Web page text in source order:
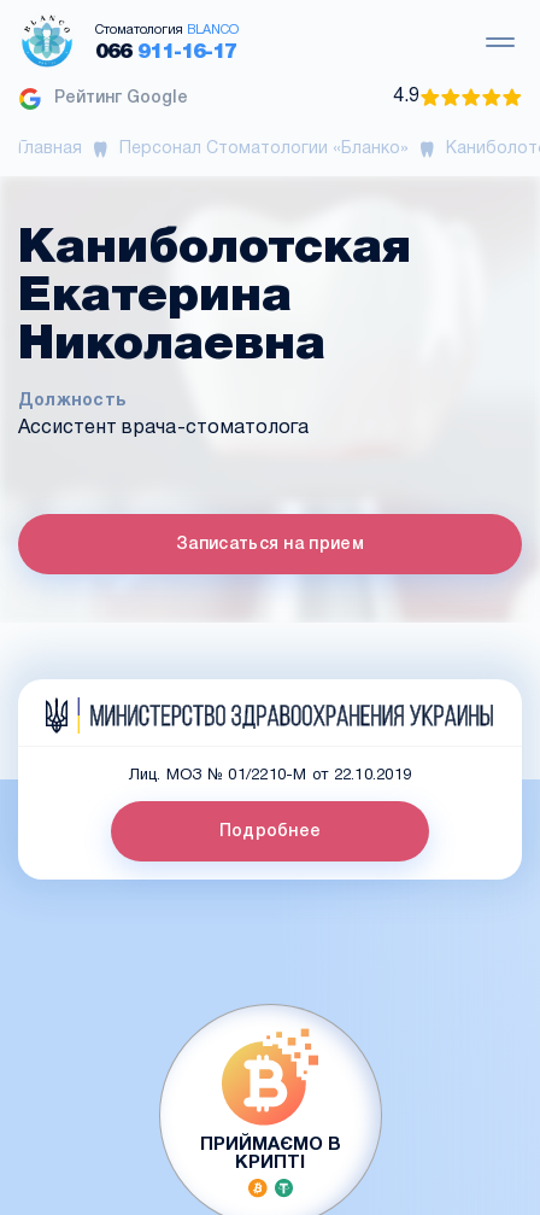
Стоматология BLANCO
066911-16-17
Рейтинг Google 4.9
Главная Персонал Стоматологии «Бланко»
Каниболотская
Екатерина
Николаевна
Должность
Ассистент врача-стоматолога
Записаться на прием
Лиц. МОЗ № 01/2210-М от 22.10.2019
Подробнее
ПРИЙМАЄМО В
КРИПТІ